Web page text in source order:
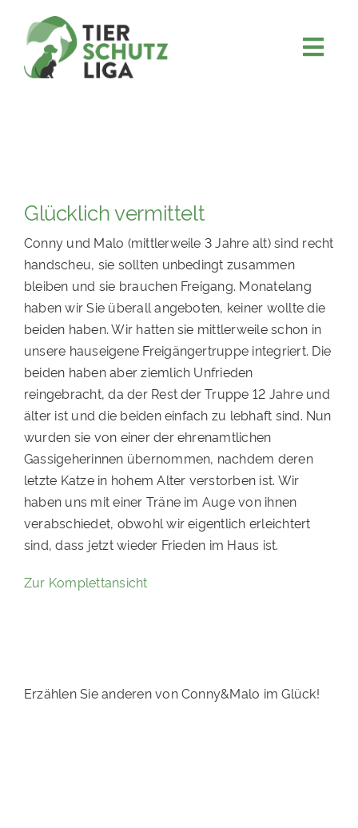
content
FÖRDERN & VERERBEN
KOOPERATIONEN
4KIDS
TIERHEIMTIERE
TIERHEIME
PATENSCHAFTEN
HELFER WERDEN
RATGEBER
Glücklich vermittelt
Conny und Malo (mittlerweile 3 Jahre alt) sind recht
handscheu, sie sollten unbedingt zusammen
bleiben und sie brauchen Freigang. Monatelang
haben wir Sie überall angeboten, keiner wollte die
beiden haben. Wir hatten sie mittlerweile schon in
unsere hauseigene Freigängertruppe integriert. Die
beiden haben aber ziemlich Unfrieden
reingebracht, da der Rest der Truppe 12 Jahre und
älter ist und die beiden einfach zu lebhaft sind. Nun
wurden sie von einer der ehrenamtlichen
Gassigeherinnen übernommen, nachdem deren
letzte Katze in hohem Alter verstorben ist. Wir
haben uns mit einer Träne im Auge von ihnen
verabschiedet, obwohl wir eigentlich erleichtert
sind, dass jetzt wieder Frieden im Haus ist.
Zur Komplettansicht
Erzählen Sie anderen von Conny&Malo im Glück!